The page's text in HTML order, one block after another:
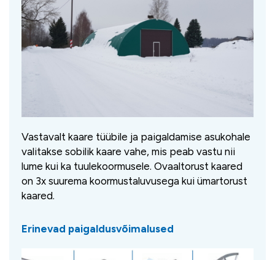
Vastavalt kaare tüübile ja paigaldamise asukohale
valitakse sobilik kaare vahe, mis peab vastu nii
lume kui ka tuulekoormusele. Ovaaltorust kaared
on 3x suurema koormustaluvusega kui ümartorust
kaared.
Erinevad paigaldusvõimalused